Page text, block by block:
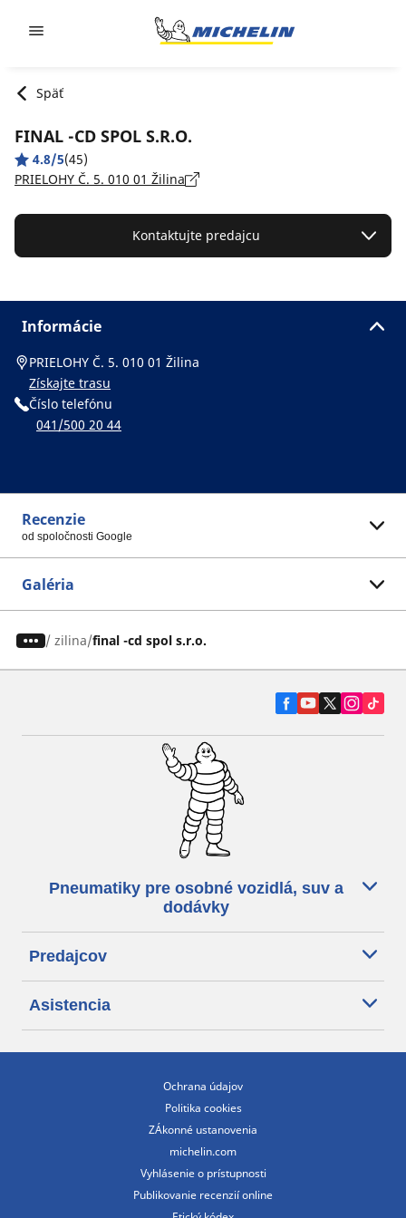
Späť
FINAL -CD SPOL S.R.O.
4.8/5(45)
PRIELOHY Č. 5. 010 01 Žilina
Kontaktujte predajcu
Informácie
PRIELOHY Č. 5. 010 01 Žilina
Získajte trasu
Číslo telefónu
041/500 20 44
Recenzie
od spoločnosti Google
Galéria
/ zilina final -cd spol s.r.o.
Pneumatiky pre osobné vozidlá, suv a
dodávky
Predajcov
Asistencia
Ochrana údajov
Politika cookies
ZÁkonné ustanovenia
michelin.com
Vyhlásenie o prístupnosti
Publikovanie recenzií online